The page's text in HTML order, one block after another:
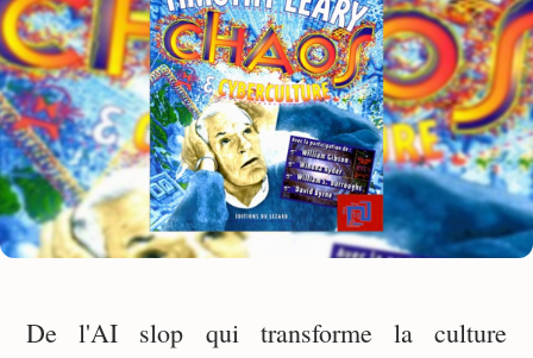
De l'AI slop qui transforme la culture